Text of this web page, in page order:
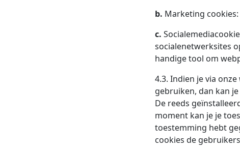
b. Marketing
c.
socialenetwerksites
handige tool om
4.3. Indien je via
gebruiken, dan kan
De reeds
moment kan je je
toestemming hebt
cookies de